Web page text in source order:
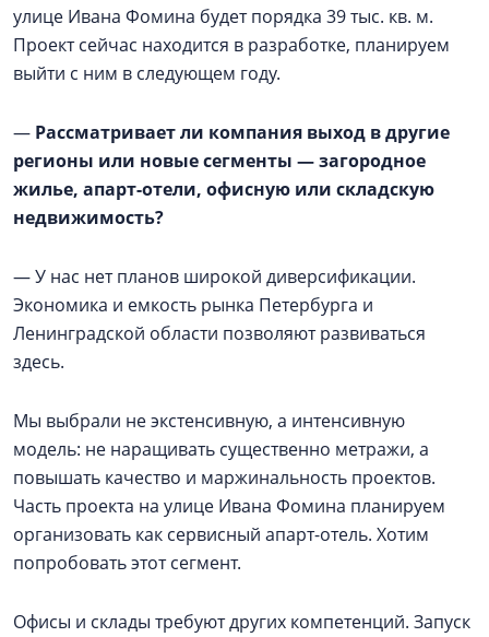
улице Ивана Фомина будет порядка 39 тыс. кв. м.
Проект сейчас находится в разработке, планируем
выйти с ним в следующем году.
— Рассматривает ли компания выход в другие
регионы или новые сегменты — загородное
жилье, апарт-отели, офисную или складскую
недвижимость?
— У нас нет планов широкой диверсификации.
Экономика и емкость рынка Петербурга и
Ленинградской области позволяют развиваться
здесь.
Мы выбрали не экстенсивную, а интенсивную
модель: не наращивать существенно метражи, а
повышать качество и маржинальность проектов.
Часть проекта на улице Ивана Фомина планируем
организовать как сервисный апарт-отель. Хотим
попробовать этот сегмент.
Офисы и склады требуют других компетенций. Запуск